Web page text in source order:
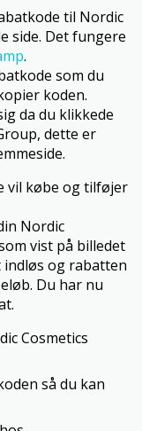
til Nordic
side. Det fungere
.
som du
koden.
da du klikkede
dette er
vil købe og tilføjer
Nordic
vist på billedet
og rabatten
Du har nu
Cosmetics
så du kan